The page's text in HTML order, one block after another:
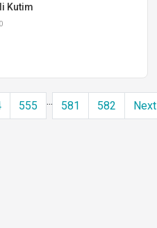
Kutim
555 ... 581 582 Next